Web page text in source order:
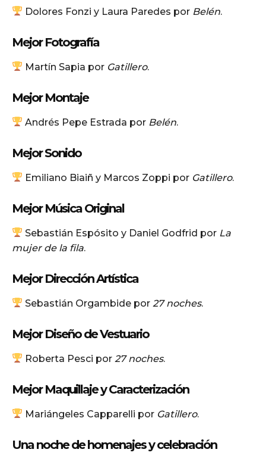
Dolores Fonzi y Laura Paredes por Belén.
Mejor Fotografía
Martín Sapia por Gatillero.
Mejor Montaje
Andrés Pepe Estrada por Belén.
Mejor Sonido
Emiliano Biaiñ y Marcos Zoppi por Gatillero.
Mejor Música Original
Sebastián Espósito y Daniel Godfrid por La
mujer de la fila.
Mejor Dirección Artística
Sebastián Orgambide por 27 noches.
Mejor Diseño de Vestuario
Roberta Pesci por 27 noches.
Mejor Maquillaje y Caracterización
Mariángeles Capparelli por Gatillero.
Una noche de homenajes y celebración